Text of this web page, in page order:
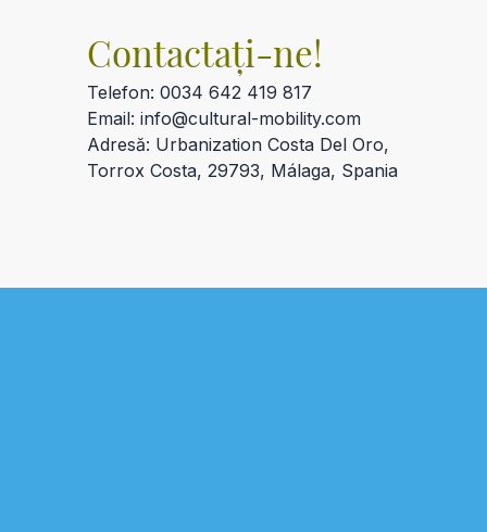
Contactați-ne!
Telefon: 0034 642 419 817
Email: info@cultural-mobility.com
Adresă: Urbanization Costa Del Oro,
Torrox Costa, 29793, Málaga, Spania